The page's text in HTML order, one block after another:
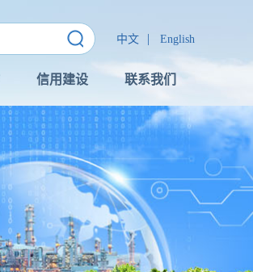
中文 | English
信用建设 联系我们